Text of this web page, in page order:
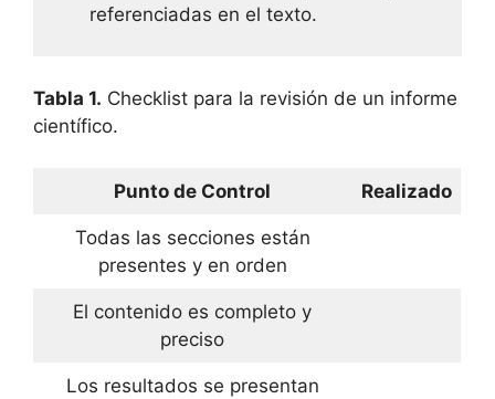
referenciadas en el texto.
Tabla 1. Checklist para la revisión de un informe
científico.
Punto de Control Realizado
Todas las secciones están
presentes y en orden
El contenido es completo y
preciso
Los resultados se presentan